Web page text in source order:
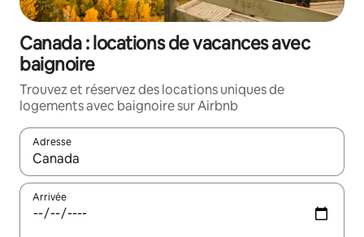
Canada : locations de vacances avec
baignoire
Trouvez et réservez des locations uniques de
logements avec baignoire sur Airbnb
Adresse
Lorsque les résultats s'affichent, utilisez les flèches vers le
Arrivée